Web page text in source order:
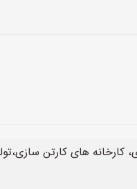
کارخانه های کارتن